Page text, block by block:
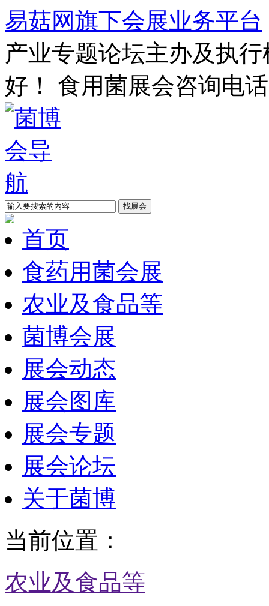
易菇网旗下会展业务平台
产业专题论坛主办及执
好！
食用菌展会咨询电
首页
食药用菌会展
农业及食品等
菌博会展
展会动态
展会图库
展会专题
展会论坛
关于菌博
当前位置：
农业及食品等